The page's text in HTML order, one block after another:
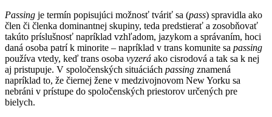
Passing je termín popisujúci možnosť tváriť sa (pass) spravidla ako
člen či členka dominantnej skupiny, teda predstierať a zosobňovať
takúto príslušnosť napríklad vzhľadom, jazykom a správaním, hoci
daná osoba patrí k minorite – napríklad v trans komunite sa passing
používa vtedy, keď trans osoba vyzerá ako cisrodová a tak sa k nej
aj pristupuje. V spoločenských situáciách passing znamená
napríklad to, že čiernej žene v medzivojnovom New Yorku sa
nebráni v prístupe do spoločenských priestorov určených pre
bielych.